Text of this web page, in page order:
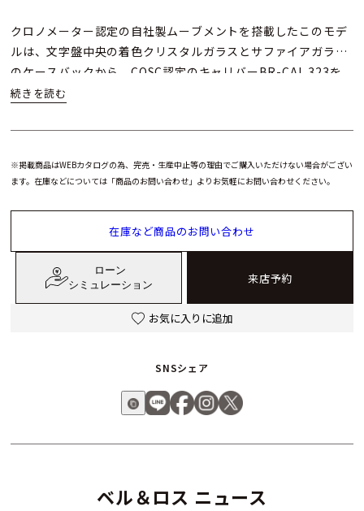
クロノメーター認定の自社製ムーブメントを搭載したこのモデ
ルは、文字盤中央の着色クリスタルガラスとサファイアガラス
のケースバックから、COSC認定のキャリバーBR-CAL.323を
鑑賞することが可能です。さらに、70時間のパワーリザーブイ
のBR-X5 Racingのスポーティーな魅力を引き立てています。
また、41mmのケースは複数の要素を組み合わせた構造で、軽
社製ムーブメントと5年保証が付帯されており、長年の研究と
開発の成果が詰まっています。
ベル＆ロス ニュース
※掲載商品はWEBカタログの為、完売・生産中止等の理由でご購入いただけない場合がござい
ます。在庫などについては「商品のお問い合わせ」よりお気軽にお問い合わせください。
在庫など商品のお問い合わせ
ローン
シミュレーション
来店予約
お気に入りに追加
SNSシェア